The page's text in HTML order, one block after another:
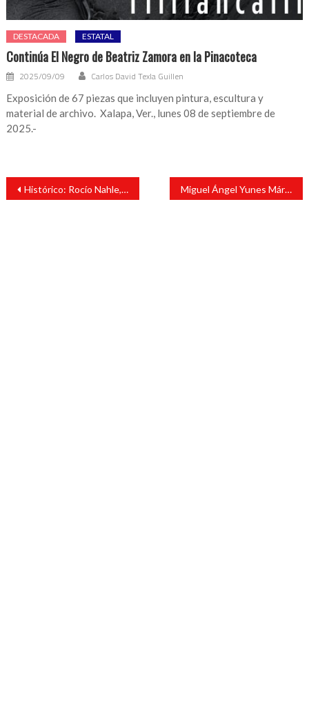
DESTACADA ESTATAL
Continúa El Negro de Beatriz Zamora en la Pinacoteca
2025/09/09 Carlos David Texla Guillen
Exposición de 67 piezas que incluyen pintura, escultura y
material de archivo. Xalapa, Ver., lunes 08 de septiembre de
2025.-
Navegación
entradas
Histórico: Rocío Nahle, gobernadora de Veracruz Miguel Ángel Yunes Márquez y Miguel Ángel Yunes Linares reciben constancia como senadores